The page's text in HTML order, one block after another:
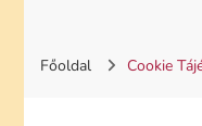
Főoldal Cookie